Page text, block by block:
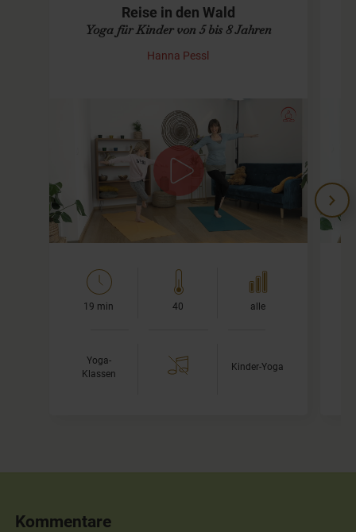
Reise in den Wald
Yoga für Kinder von 5 bis 8 Jahren
Hanna Pessl
Mit dem fliegenden Teppich durch
den Wald
Unsere Yogamatte wird bei dieserKinderyoga
Einheit zum fliegenden Teppich und damit fliegen
wir durch den Wald. Dabei erleben wir allerhand
Abenteuer. Ihr…
19 min 40 alle
Yoga-
Klassen
Kinder-Yoga
Kommentare